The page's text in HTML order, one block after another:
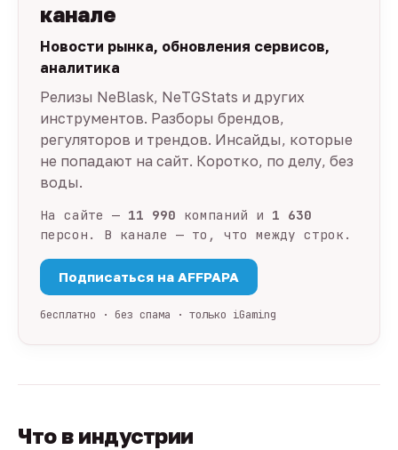
канале
Новости рынка, обновления сервисов,
аналитика
Релизы NeBlask, NeTGStats и других
инструментов. Разборы брендов,
регуляторов и трендов. Инсайды, которые
не попадают на сайт. Коротко, по делу, без
воды.
На сайте — 11 990 компаний и 1 630
персон. В канале — то, что между строк.
Подписаться на AFFPAPA
бесплатно · без спама · только iGaming
Что в индустрии